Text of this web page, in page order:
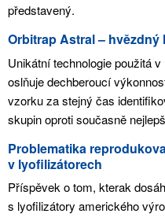
představený.
Orbitrap Astral –
Unikátní technologie použitá
oslňuje dechberoucí
vzorku za stejný čas
skupin oproti současně
Problematika
v lyofilizátorech
Příspěvek o tom, kterak
s lyofilizátory amerického